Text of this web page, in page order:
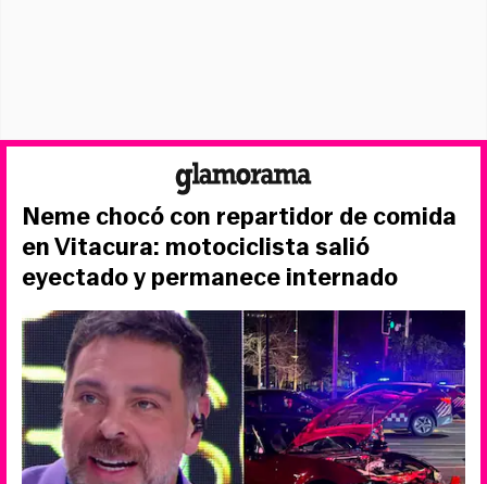
Neme chocó con repartidor de comida
en Vitacura: motociclista salió
eyectado y permanece internado